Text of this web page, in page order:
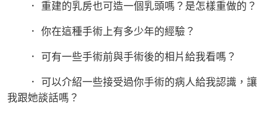
． 重建的乳房也可造一個乳頭嗎？是怎樣重做的？
． 你在這種手術上有多少年的經驗？
． 可有一些手術前與手術後的相片給我看嗎？
． 可以介紹一些接受過你手術的病人給我認識，讓
我跟她談話嗎？